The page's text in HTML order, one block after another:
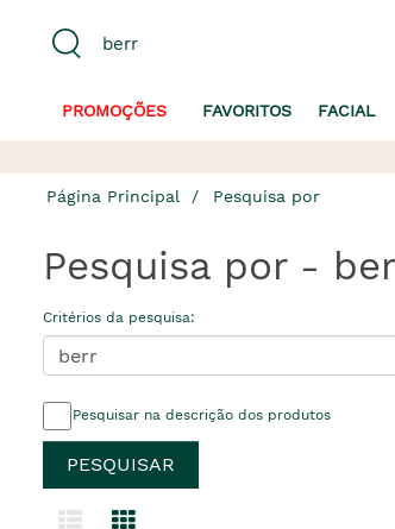
PROMOÇÕES FAVORITOS FACIAL
Página Principal Pesquisa por
Pesquisa por -
Critérios da pesquisa:
Pesquisar na descrição dos produtos